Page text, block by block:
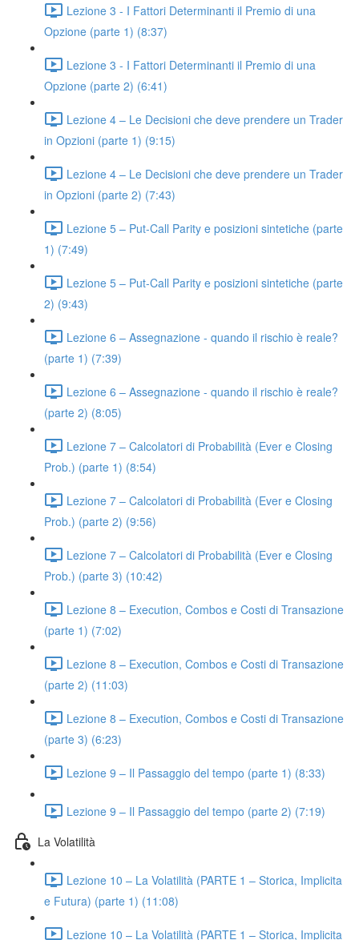
Lezione 3 - I Fattori Determinanti il Premio di una
Opzione (parte 1) (8:37)
Lezione 3 - I Fattori Determinanti il Premio di una
Opzione (parte 2) (6:41)
Lezione 4 – Le Decisioni che deve prendere un Trader
in Opzioni (parte 1) (9:15)
Lezione 4 – Le Decisioni che deve prendere un Trader
in Opzioni (parte 2) (7:43)
Lezione 5 – Put-Call Parity e posizioni sintetiche (parte
1) (7:49)
Lezione 5 – Put-Call Parity e posizioni sintetiche (parte
2) (9:43)
Lezione 6 – Assegnazione - quando il rischio è reale?
(parte 1) (7:39)
Lezione 6 – Assegnazione - quando il rischio è reale?
(parte 2) (8:05)
Lezione 7 – Calcolatori di Probabilità (Ever e Closing
Prob.) (parte 1) (8:54)
Lezione 7 – Calcolatori di Probabilità (Ever e Closing
Prob.) (parte 2) (9:56)
Lezione 7 – Calcolatori di Probabilità (Ever e Closing
Prob.) (parte 3) (10:42)
Lezione 8 – Execution, Combos e Costi di Transazione
(parte 1) (7:02)
Lezione 8 – Execution, Combos e Costi di Transazione
(parte 2) (11:03)
Lezione 8 – Execution, Combos e Costi di Transazione
(parte 3) (6:23)
Lezione 9 – Il Passaggio del tempo (parte 1) (8:33)
Lezione 9 – Il Passaggio del tempo (parte 2) (7:19)
La Volatilità
Lezione 10 – La Volatilità (PARTE 1 – Storica, Implicita
e Futura) (parte 1) (11:08)
Lezione 10 – La Volatilità (PARTE 1 – Storica, Implicita